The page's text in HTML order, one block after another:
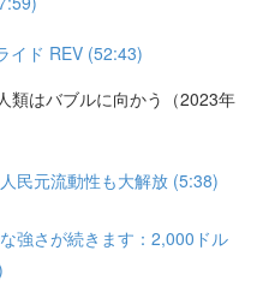
イド REV (52:43)
類はバブルに向かう（2023年
民元流動性も大解放 (5:38)
強さが続きます：2,000ドル